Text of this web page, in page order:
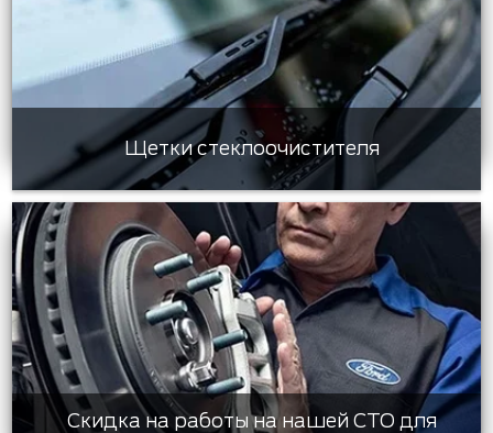
Щетки стеклоочистителя
Скидка на работы на нашей СТО для